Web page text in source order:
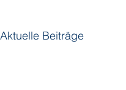
Aktuelle Beiträge